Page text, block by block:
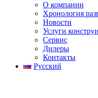
О компании
Хронология
Новости
Услуги
Сервис
Дилеры
Контакты
Русский